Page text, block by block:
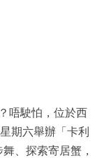
唔駛怕，位於西
期六舉辦「卡利
、探索寄居蟹，